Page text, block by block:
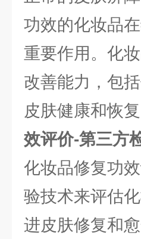
功效的化妆品
重要作用。化
改善能力，包
皮肤健康和恢
效评价-第三方
化妆品修复功
验技术来评估
进皮肤修复和